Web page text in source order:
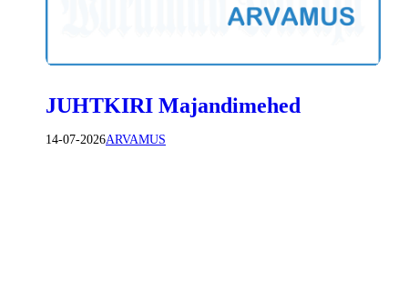
JUHTKIRI Majandimehed
14-07-2026ARVAMUS